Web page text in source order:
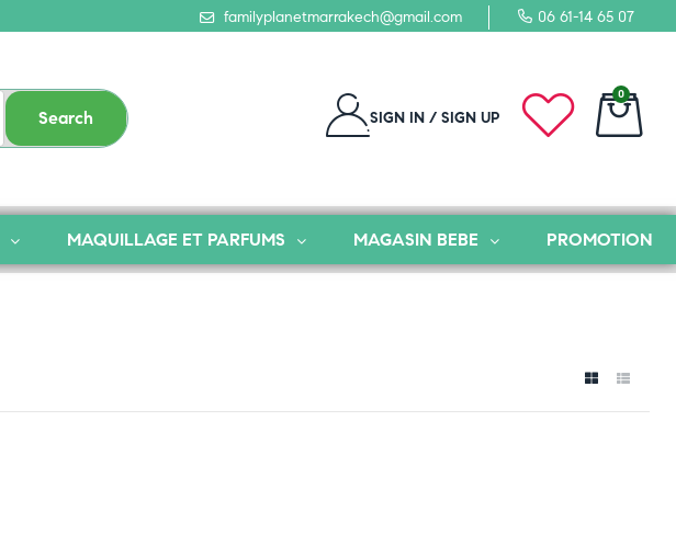
familyplanetmarrakech@gmail.com 06 61-14 65 07
Search SIGN IN / SIGN UP
0
MAQUILLAGE ET PARFUMS MAGASIN BEBE PROMOTION